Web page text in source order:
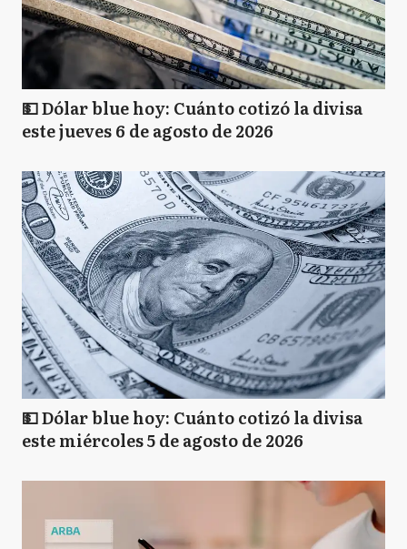
💵 Dólar blue hoy: Cuánto cotizó la divisa
este jueves 6 de agosto de 2026
💵 Dólar blue hoy: Cuánto cotizó la divisa
este miércoles 5 de agosto de 2026